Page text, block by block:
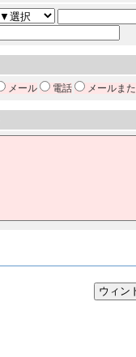
メール 電話 メールま